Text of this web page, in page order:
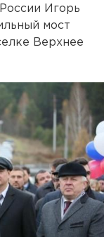
Игорь
мост
Верхнее